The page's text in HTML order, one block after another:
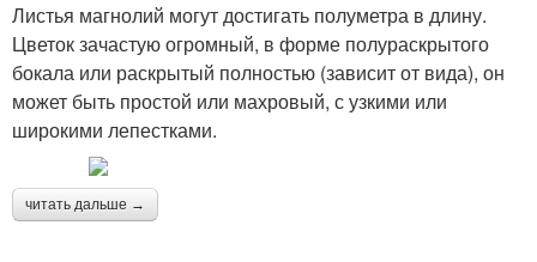
Листья магнолий могут достигать полуметра в длину.
Цветок зачастую огромный, в форме полураскрытого
бокала или раскрытый полностью (зависит от вида), он
может быть простой или махровый, с узкими или
широкими лепестками.
читать дальше →